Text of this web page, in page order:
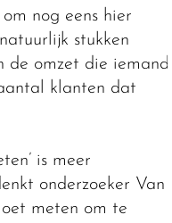
nog eens hier
stukken
de omzet die iemand
klanten dat
is meer
onderzoeker Van
meten om te